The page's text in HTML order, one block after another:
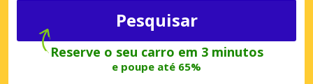
Reserve o seu carro em 3 minutos
e poupe até 65%